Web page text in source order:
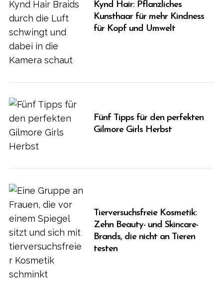
Kynd Hair: Pflanzliches
Kunsthaar für mehr Kindness
für Kopf und Umwelt
Fünf Tipps für den perfekten
Gilmore Girls Herbst
Tierversuchsfreie Kosmetik:
Zehn Beauty- und Skincare-
Brands, die nicht an Tieren
testen